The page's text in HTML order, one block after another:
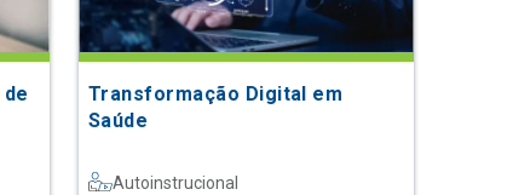
Transformação Digital em
Saúde
Autoinstrucional